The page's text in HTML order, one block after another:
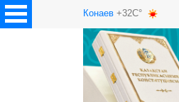
Конаев +32C°